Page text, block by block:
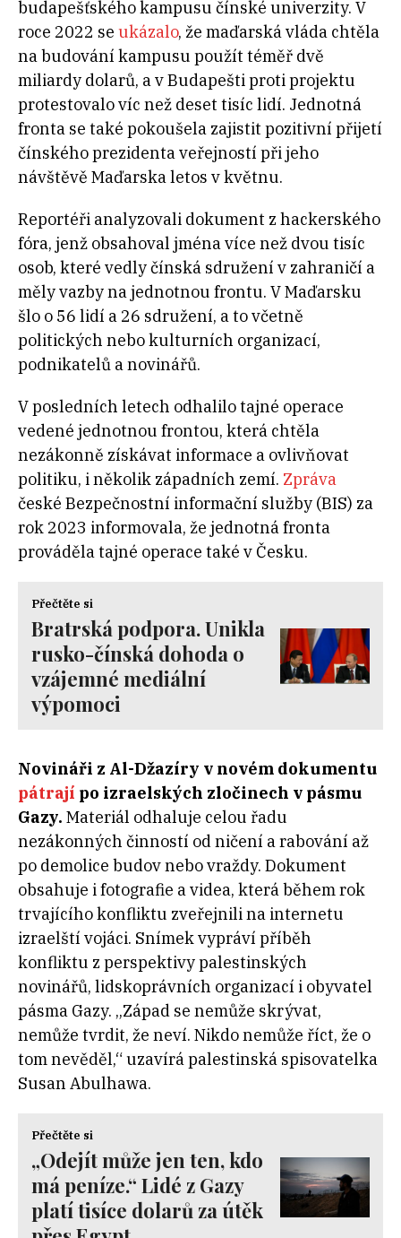
budapešťského kampusu čínské univerzity. V
roce 2022 se ukázalo, že maďarská vláda chtěla
na budování kampusu použít téměř dvě
miliardy dolarů, a v Budapešti proti projektu
protestovalo víc než deset tisíc lidí. Jednotná
fronta se také pokoušela zajistit pozitivní přijetí
čínského prezidenta veřejností při jeho
návštěvě Maďarska letos v květnu.
Reportéři analyzovali dokument z hackerského
fóra, jenž obsahoval jména více než dvou tisíc
osob, které vedly čínská sdružení v zahraničí a
měly vazby na jednotnou frontu. V Maďarsku
šlo o 56 lidí a 26 sdružení, a to včetně
politických nebo kulturních organizací,
podnikatelů a novinářů.
V posledních letech odhalilo tajné operace
vedené jednotnou frontou, která chtěla
nezákonně získávat informace a ovlivňovat
politiku, i několik západních zemí. Zpráva
české Bezpečnostní informační služby (BIS) za
rok 2023 informovala, že jednotná fronta
prováděla tajné operace také v Česku.
Přečtěte si
Bratrská podpora. Unikla
rusko-čínská dohoda o
vzájemné mediální
výpomoci
Novináři z Al-Džazíry v novém dokumentu
pátrají po izraelských zločinech v pásmu
Gazy. Materiál odhaluje celou řadu
nezákonných činností od ničení a rabování až
po demolice budov nebo vraždy. Dokument
obsahuje i fotografie a videa, která během rok
trvajícího konfliktu zveřejnili na internetu
izraelští vojáci. Snímek vypráví příběh
konfliktu z perspektivy palestinských
novinářů, lidskoprávních organizací i obyvatel
pásma Gazy. „Západ se nemůže skrývat,
nemůže tvrdit, že neví. Nikdo nemůže říct, že o
tom nevěděl,“ uzavírá palestinská spisovatelka
Susan Abulhawa.
Přečtěte si
„Odejít může jen ten, kdo
má peníze.“ Lidé z Gazy
platí tisíce dolarů za útěk